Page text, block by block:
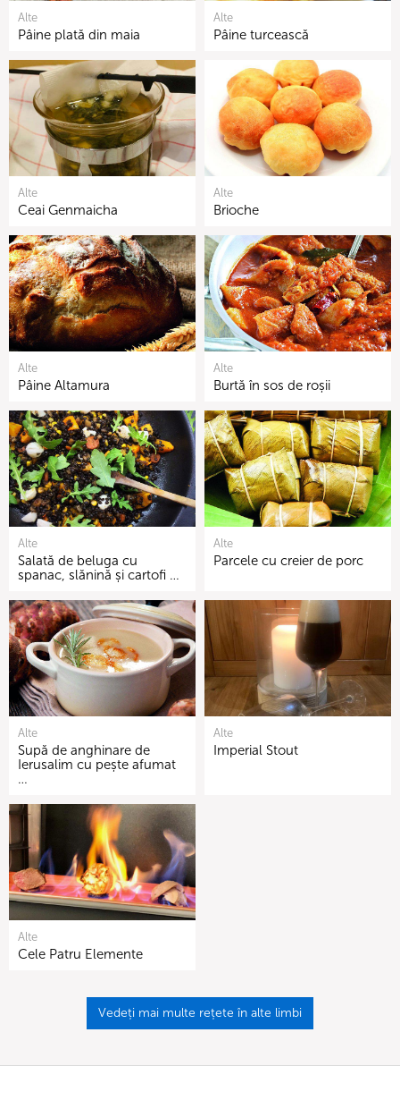
Alte
Pâine plată din maia
Alte
Pâine turcească
Alte
Ceai Genmaicha
Alte
Brioche
Alte
Pâine Altamura
Alte
Burtă în sos de roșii
Alte
Salată de beluga cu
spanac, slănină și cartofi …
Alte
Parcele cu creier de porc
Alte
Supă de anghinare de
Ierusalim cu pește afumat
…
Alte
Imperial Stout
Alte
Cele Patru Elemente
Vedeți mai multe rețete în alte limbi